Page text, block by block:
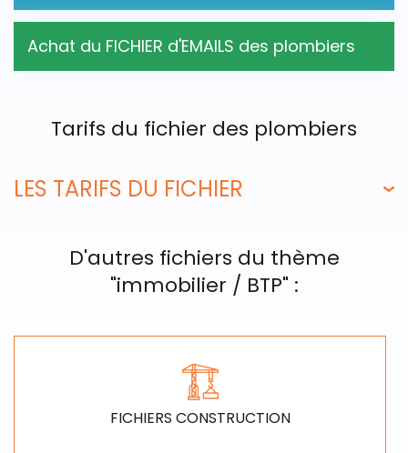
Achat du FICHIER d'EMAILS des plombiers
Tarifs du fichier des plombiers
LES TARIFS DU FICHIER
D'autres fichiers du thème
"immobilier / BTP" :
FICHIERS CONSTRUCTION